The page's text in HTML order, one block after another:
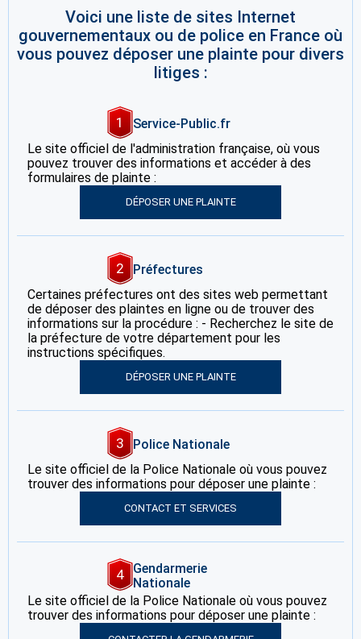
Voici une liste de sites Internet
gouvernementaux ou de police en France où
vous pouvez déposer une plainte pour divers
litiges :
1
Service-Public.fr
Le site officiel de l'administration française, où vous
pouvez trouver des informations et accéder à des
formulaires de plainte :
DÉPOSER UNE PLAINTE
2
Préfectures
Certaines préfectures ont des sites web permettant
de déposer des plaintes en ligne ou de trouver des
informations sur la procédure : - Recherchez le site de
la préfecture de votre département pour les
instructions spécifiques.
DÉPOSER UNE PLAINTE
3
Police Nationale
Le site officiel de la Police Nationale où vous pouvez
trouver des informations pour déposer une plainte :
CONTACT ET SERVICES
4
Gendarmerie
Nationale
Le site officiel de la Police Nationale où vous pouvez
trouver des informations pour déposer une plainte :